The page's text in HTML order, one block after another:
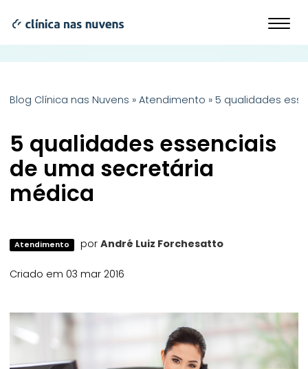
Blog Clínica nas Nuvens »Atendimento »5 qualidades
5 qualidades essenciais
de uma secretária
médica
Atendimento por André Luiz Forchesatto
Criado em 03 mar 2016